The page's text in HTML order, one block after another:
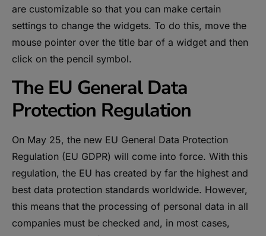
are customizable so that you can make certain
settings to change the widgets. To do this, move the
mouse pointer over the title bar of a widget and then
click on the pencil symbol.
The EU General Data
Protection Regulation
On May 25, the new EU General Data Protection
Regulation (EU GDPR) will come into force. With this
regulation, the EU has created by far the highest and
best data protection standards worldwide. However,
this means that the processing of personal data in all
companies must be checked and, in most cases,